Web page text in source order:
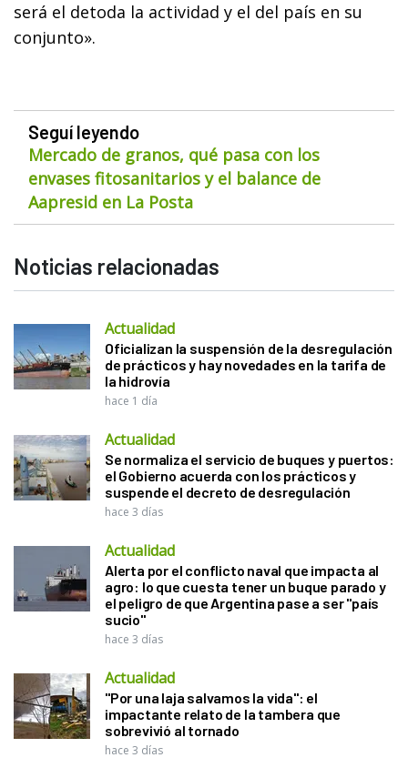
será el detoda la actividad y el del país en su
conjunto».
Seguí leyendo
Mercado de granos, qué pasa con los
envases fitosanitarios y el balance de
Aapresid en La Posta
Noticias relacionadas
Actualidad
Oficializan la suspensión de la desregulación
de prácticos y hay novedades en la tarifa de
la hidrovía
hace 1 día
Actualidad
Se normaliza el servicio de buques y puertos:
el Gobierno acuerda con los prácticos y
suspende el decreto de desregulación
hace 3 días
Actualidad
Alerta por el conflicto naval que impacta al
agro: lo que cuesta tener un buque parado y
el peligro de que Argentina pase a ser "país
sucio"
hace 3 días
Actualidad
"Por una laja salvamos la vida": el
impactante relato de la tambera que
sobrevivió al tornado
hace 3 días